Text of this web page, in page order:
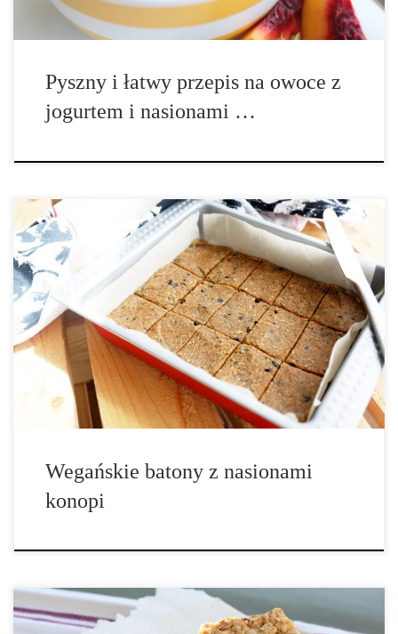
Pyszny i łatwy przepis na owoce z
jogurtem i nasionami …
Składniki: (na 15 batonów) 2 łyżki oleju kokosowego 4 łyżki
mleka kokosowego 1/4 szklanki cukru kokosowego 1 łyżka
ekstraktu waniliowego 1/4 łyżeczki soli 1 1/4 szklanki mąki
owsianej lub drobno zmielone płatki owsiane 1 1/4 szklanki mąki
migdałowej 1/4 szklanki […]
Wegańskie batony z nasionami
konopi